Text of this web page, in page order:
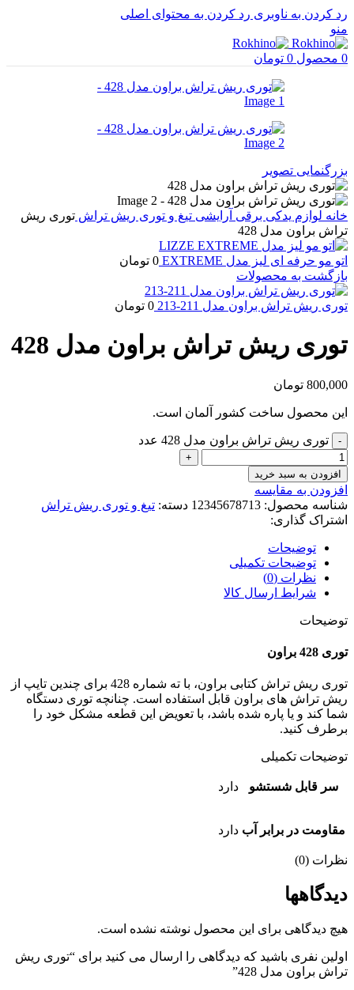
رد کردن به ناوبری رد کردن به محتوای اصلی
منو
0 محصول 0 تومان
بزرگنمایی تصویر
خانه لوازم یدکی برقی آرایشی تیغ و توری ریش تراش توری ریش
تراش براون مدل 428
اتو مو حرفه ای لیز مدل EXTREME 0 تومان
بازگشت به محصولات
توری ریش تراش براون مدل 211-213 0 تومان
توری ریش تراش براون مدل 428
800,000 تومان
این محصول ساخت کشور آلمان است.
توری ریش تراش براون مدل 428 عدد
افزودن به سبد خرید
افزودن به مقایسه
شناسه محصول: 12345678713 دسته: تیغ و توری ریش تراش
اشتراک گذاری:
توضیحات
توضیحات تکمیلی
نظرات (0)
شرایط ارسال کالا
توضیحات
توری 428 براون
توری ریش تراش کتابی براون، با ته شماره 428 برای چندین تایپ از
ریش تراش های براون قابل استفاده است. چنانچه توری دستگاه
شما کند و یا پاره شده باشد، با تعویض این قطعه مشکل خود را
برطرف کنید.
توضیحات تکمیلی
سر قابل شستشو دارد
مقاومت در برابر آب دارد
نظرات (0)
دیدگاهها
هیچ دیدگاهی برای این محصول نوشته نشده است.
اولین نفری باشید که دیدگاهی را ارسال می کنید برای “توری ریش
تراش براون مدل 428”